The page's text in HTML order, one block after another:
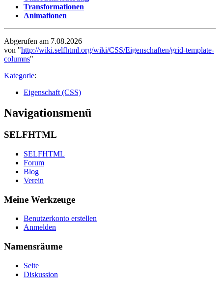
Transformationen
Animationen
Abgerufen am 7.08.2026
von "http://wiki.selfhtml.org/wiki/CSS/Eigenschaften/grid-template-
columns"
Kategorie:
Eigenschaft (CSS)
Navigationsmenü
SELFHTML
SELFHTML
Forum
Blog
Verein
Meine Werkzeuge
Benutzerkonto erstellen
Anmelden
Namensräume
Seite
Diskussion